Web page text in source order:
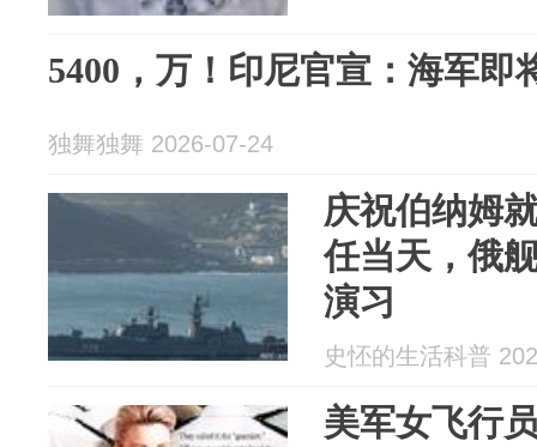
5400，万！印尼官宣：海军即
独舞独舞 2026-07-24
庆祝伯纳姆
任当天，俄
演习
史怌的生活科普
美军女飞行